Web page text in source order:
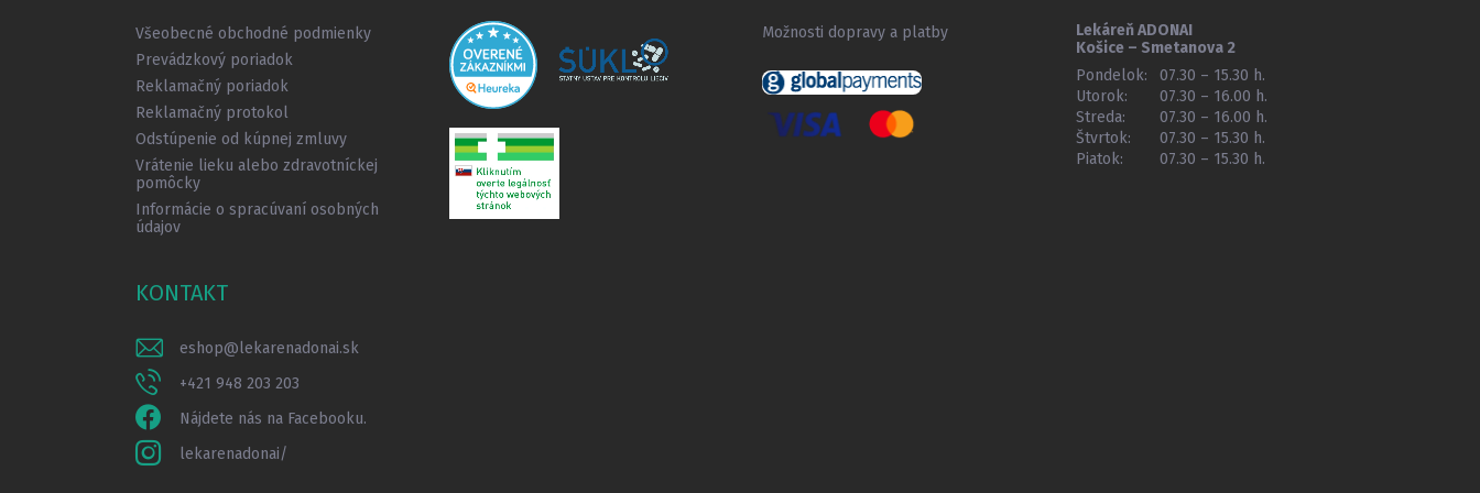
Všeobecné obchodné podmienky
Prevádzkový poriadok
Reklamačný poriadok
Reklamačný protokol
Odstúpenie od kúpnej zmluvy
Vrátenie lieku alebo zdravotníckej
pomôcky
Informácie o spracúvaní osobných
údajov
Možnosti dopravy a platby
Lekáreň ADONAI
Košice – Smetanova 2
Pondelok:
07.30 – 15.30 h.
Utorok:
07.30 – 16.00 h.
Streda:
07.30 – 16.00 h.
Štvrtok:
07.30 – 15.30 h.
Piatok:
07.30 – 15.30 h.
KONTAKT
eshop@lekarenadonai.sk
+421 948 203 203
Nájdete nás na Facebooku.
lekarenadonai/